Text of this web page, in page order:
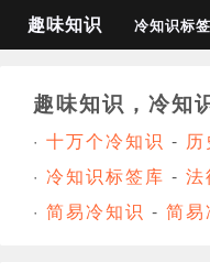
趣味知识 冷知识标
趣味知识，冷知
· 十万个冷知识 -
· 冷知识标签库 - 法
· 简易冷知识 - 简